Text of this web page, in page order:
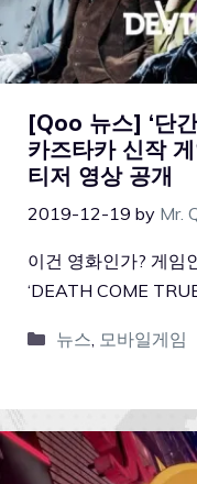
[Qoo 뉴스] ‘단
카즈타카 신작
티저 영상 공개
2019-12-19 by Mr.
이건 영화인가? 게임
‘DEATH COME
뉴스, 모바일게임